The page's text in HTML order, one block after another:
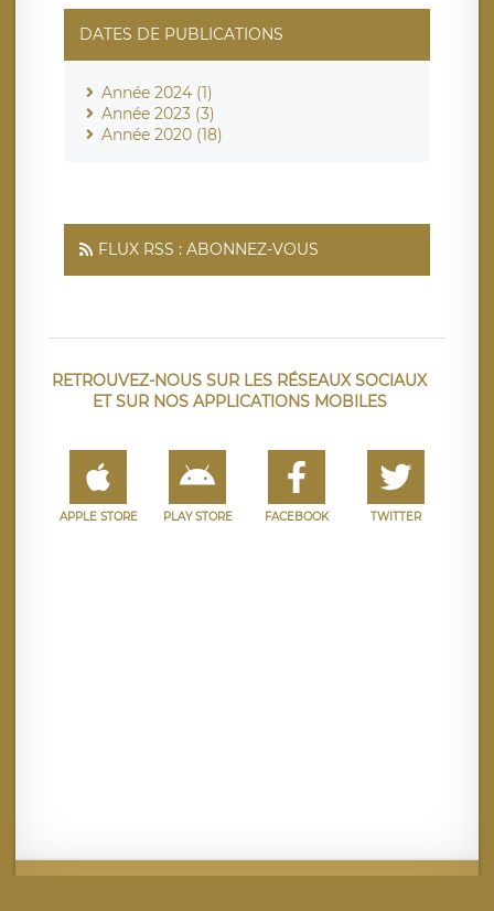
DATES DE PUBLICATIONS
Année 2024 (1)
Année 2023 (3)
Année 2020 (18)
FLUX RSS : ABONNEZ-VOUS
RETROUVEZ-NOUS SUR LES RÉSEAUX SOCIAUX
ET SUR NOS APPLICATIONS MOBILES
APPLE STORE PLAY STORE FACEBOOK TWITTER